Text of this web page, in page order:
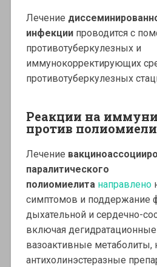
Лечение
инфекциипроводится с
противотуберкулезных и
иммунокорректирующих
противотуберкулезных
Реакции на
против
Лечение
паралитического
полиомиелита направлено
симптомов и поддержание
дыхательной и сердечно-
включая дегидратационные
вазоактивные метаболиты,
антихолинэстеразные